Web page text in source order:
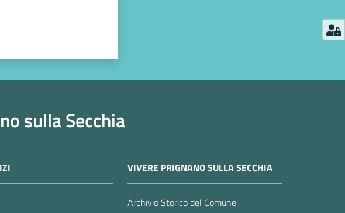
sulla Secchia
VIVERE PRIGNANO SULLA SECCHIA
Archivio Storico del Comune